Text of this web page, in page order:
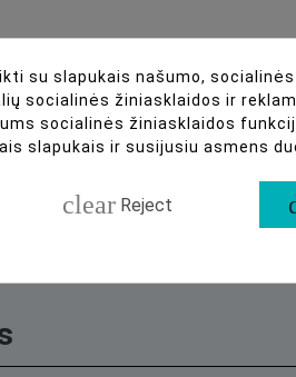
su slapukais našumo,
socialinės žiniasklaidos ir
socialinės žiniasklaidos
slapukais ir susijusiu asmens
clear Reject